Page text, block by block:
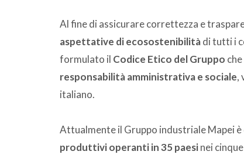
Al fine di assicurare correttezza e
aspettative di ecosostenibilitàdi tutti i
formulato il Codice Etico del Gruppo
responsabilità amministrativa e sociale,
italiano.
Attualmente il Gruppo industriale Mapei
produttivi operanti in 35 paesinei